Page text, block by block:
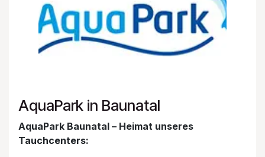
AquaPark in Baunatal
AquaPark Baunatal – Heimat unseres
Tauchcenters: